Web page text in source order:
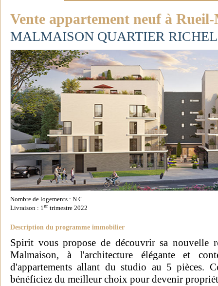
Vente appartement neuf à
MALMAISON QUARTIER
Nombre de logements : N.C.
Livraison : 1er trimestre 2022
Description du programme immobilier
Spirit vous propose de découvrir sa nouvelle
Malmaison, à l'architecture élégante et
d'appartements allant du studio au 5 pièces.
bénéficiez du meilleur choix pour devenir